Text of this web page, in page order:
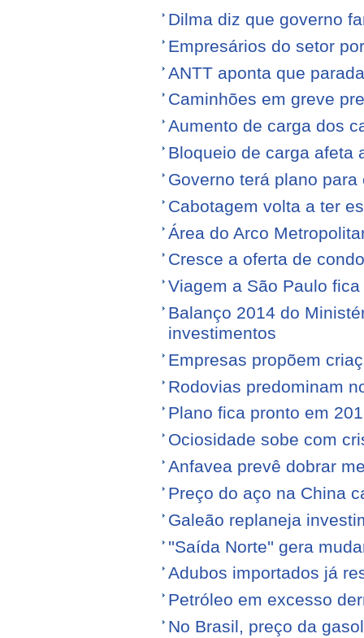
Dilma diz que governo
Empresários do setor
ANTT aponta que
Caminhões em greve
Aumento de carga dos
Bloqueio de carga afeta
Governo terá plano
Cabotagem volta a ter
Área do Arco
Cresce a oferta de
Viagem a São Paulo
Balanço 2014 do
investimentos
Empresas propõem
Rodovias predominam
Plano fica pronto em
Ociosidade sobe com
Anfavea prevê dobrar
Preço do aço na China
Galeão replaneja
''Saída Norte'' gera
Adubos importados já
Petróleo em excesso
No Brasil, preço da